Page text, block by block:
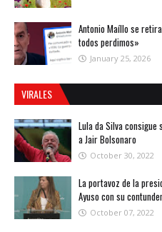
Antonio Maíllo se
todos perdimos»
January 25, 2026
VIRALES
Lula da Silva
a Jair Bolsonaro
October 30, 2022
La portavoz de la
Ayuso con su
October 07, 2022